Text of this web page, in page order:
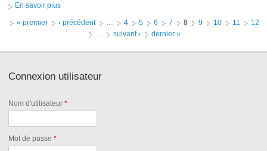
En savoir plus
Pages
« premier ‹ précédent … 4 5 6 7 8 9 10 11
12
…
suivant › dernier »
Connexion utilisateur
Nom d'utilisateur*
Mot de passe*